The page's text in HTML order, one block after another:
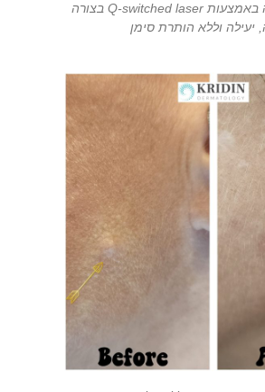
הסרת פיגמנטציה באמצעות Q-switched laser בצורה
יעילה וללא הותרת סימן